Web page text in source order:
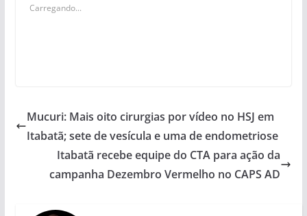
Carregando...
Mucuri: Mais oito cirurgias por vídeo no HSJ em
Itabatã; sete de vesícula e uma de endometriose
Itabatã recebe equipe do CTA para ação da
campanha Dezembro Vermelho no CAPS AD